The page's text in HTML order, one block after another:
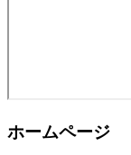
ホームページ